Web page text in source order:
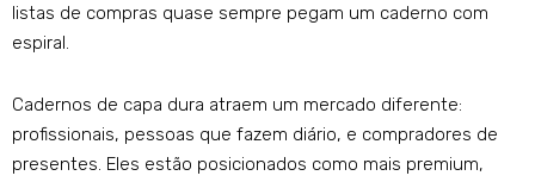
listas de compras quase sempre pegam um caderno com
espiral.
Cadernos de capa dura atraem um mercado diferente:
profissionais, pessoas que fazem diário, e compradores de
presentes. Eles estão posicionados como mais premium,